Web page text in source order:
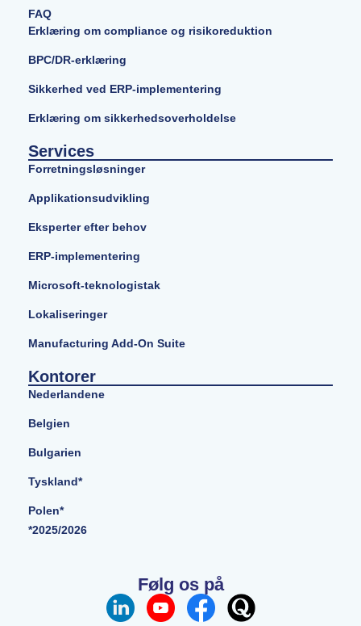
FAQ
Erklæring om compliance og risikoreduktion
BPC/DR-erklæring
Sikkerhed ved ERP-implementering
Erklæring om sikkerhedsoverholdelse
Services
Forretningsløsninger
Applikationsudvikling
Eksperter efter behov
ERP-implementering
Microsoft-teknologistak
Lokaliseringer
Manufacturing Add-On Suite
Kontorer
Nederlandene
Belgien
Bulgarien
Tyskland*
Polen*
*2025/2026
Følg os på